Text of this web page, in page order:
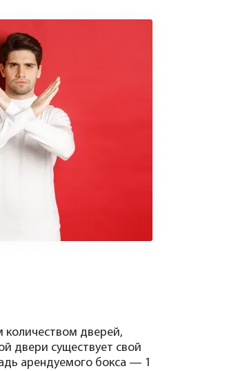
дверей,
двери существует свой
арендуемого бокса — 1